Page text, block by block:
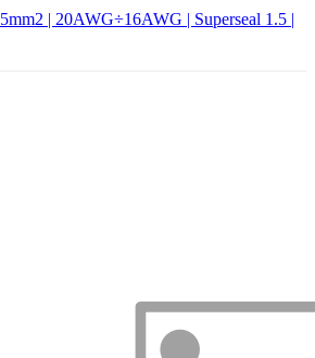
| 20AWG÷16AWG | Superseal 1.5 |